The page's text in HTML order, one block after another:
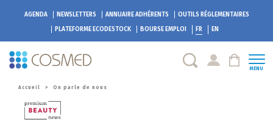
AGENDA NEWSLETTERS ANNUAIRE ADHÉRENTS
OUTILS RÉGLEMENTAIRES
PLATEFORME ECODESTOCK BOURSE EMPLOI FR EN
MENU
Accueil > On parle de nous